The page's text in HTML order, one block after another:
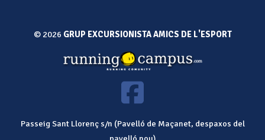
© 2026 GRUP EXCURSIONISTA AMICS DE L'ESPORT
Passeig Sant Llorenç s/n (Pavelló de Maçanet, despaxos del